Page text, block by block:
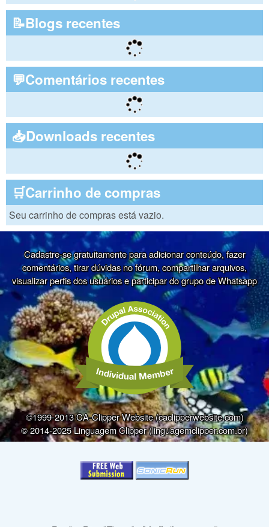
📝Blogs recentes
💬Comentários recentes
📥Downloads recentes
🛒Carrinho de compras
Seu carrinho de compras está vazio.
Cadastre-se gratuitamente para adicionar conteúdo, fazer
comentários, tirar dúvidas no fórum, compartilhar arquivos,
visualizar perfis dos usuários e participar do grupo de Whatsapp
©1999-2013 CA-Clipper Website (caclipperwebsite.com)
© 2014-2025 Linguagem Clipper (linguagemclipper.com.br)